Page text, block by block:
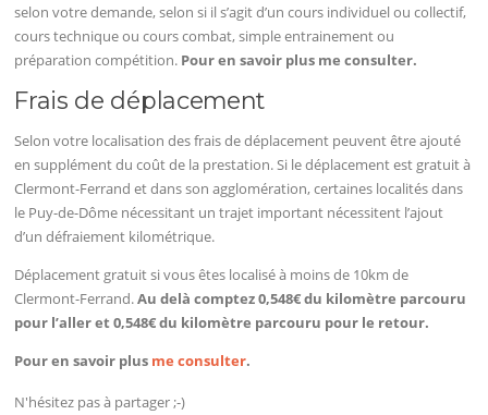
selon votre demande, selon si il s’agit d’un cours individuel ou collectif,
cours technique ou cours combat, simple entrainement ou
préparation compétition. Pour en savoir plus me consulter.
Frais de déplacement
Selon votre localisation des frais de déplacement peuvent être ajouté
en supplément du coût de la prestation. Si le déplacement est gratuit à
Clermont-Ferrand et dans son agglomération, certaines localités dans
le Puy-de-Dôme nécessitant un trajet important nécessitent l’ajout
d’un défraiement kilométrique.
Déplacement gratuit si vous êtes localisé à moins de 10km de
Clermont-Ferrand.Au delà comptez 0,548€ du kilomètre parcouru
pour l’aller et 0,548€ du kilomètre parcouru pour le retour.
Pour en savoir plus me consulter.
N'hésitez pas à partager ;-)